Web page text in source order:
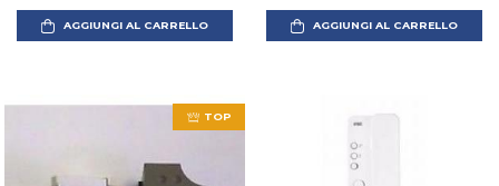
AGGIUNGI AL CARRELLO AGGIUNGI AL CARRELLO
TOP